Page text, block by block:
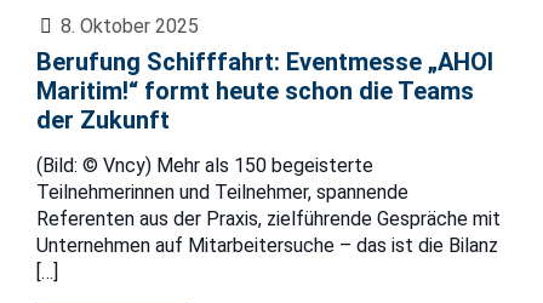
8. Oktober 2025
Berufung Schifffahrt: Eventmesse „AHOI
Maritim!“ formt heute schon die Teams
der Zukunft
(Bild: © Vncy) Mehr als 150 begeisterte
Teilnehmerinnen und Teilnehmer, spannende
Referenten aus der Praxis, zielführende Gespräche mit
Unternehmen auf Mitarbeitersuche – das ist die Bilanz
[…]